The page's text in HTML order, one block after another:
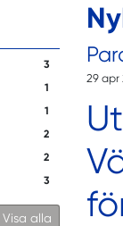
3
1
1
2
2
3
Visa alla
29 apr